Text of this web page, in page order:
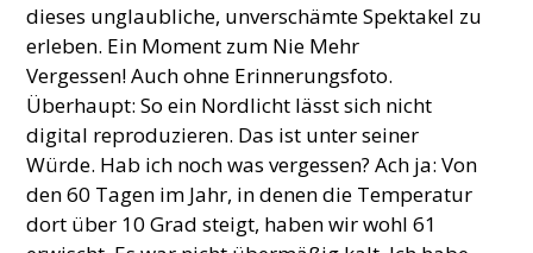
dieses unglaubliche, unverschämte Spektakel zu
erleben. Ein Moment zum Nie Mehr
Vergessen! Auch ohne Erinnerungsfoto.
Überhaupt: So ein Nordlicht lässt sich nicht
digital reproduzieren. Das ist unter seiner
Würde. Hab ich noch was vergessen? Ach ja: Von
den 60 Tagen im Jahr, in denen die Temperatur
dort über 10 Grad steigt, haben wir wohl 61